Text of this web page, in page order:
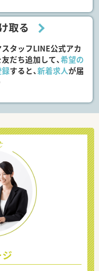
取る
タッフLINE公式アカ
だち追加して、希望の
すると、新着求人が届